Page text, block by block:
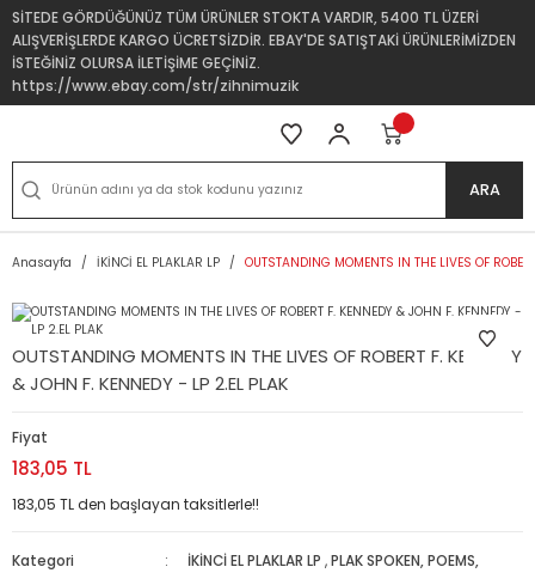
SİTEDE GÖRDÜĞÜNÜZ TÜM ÜRÜNLER STOKTA VARDIR, 5400 TL ÜZERİ
ALIŞVERİŞLERDE KARGO ÜCRETSİZDİR. EBAY'DE SATIŞTAKİ ÜRÜNLERİMİZDEN
İSTEĞİNİZ OLURSA İLETİŞİME GEÇİNİZ.
https://www.ebay.com/str/zihnimuzik
ARA
Anasayfa İKİNCİ EL PLAKLAR LP OUTSTANDING MOMENTS IN THE LIVES OF
OUTSTANDING MOMENTS IN THE LIVES OF ROBERT F. KENNEDY
& JOHN F. KENNEDY - LP 2.EL PLAK
Fiyat
183,05 TL
183,05 TL den başlayan taksitlerle!!
Kategori İKİNCİ EL PLAKLAR LP ,PLAK SPOKEN, POEMS,